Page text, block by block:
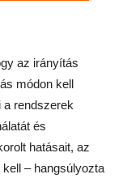
az irányítás
módon kell
a rendszerek
és
hatásait, az
– hangsúlyozta